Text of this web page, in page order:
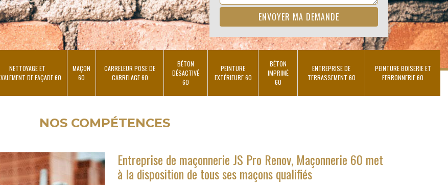
NETTOYAGE ET
DE FAÇADE 60
MAÇON
60
CARRELEUR POSE DE
CARRELAGE 60
BÉTON
DÉSACTIVÉ
60
PEINTURE
EXTÉRIEURE 60
BÉTON
IMPRIMÉ
60
ENTREPRISE DE
TERRASSEMENT 60
PEINTURE BOISERIE ET
FERRONNERIE 60
NOS COMPÉTENCES
Entreprise de maçonnerie JS Pro Renov, Maçonnerie 60 met
à la disposition de tous ses maçons qualifiés